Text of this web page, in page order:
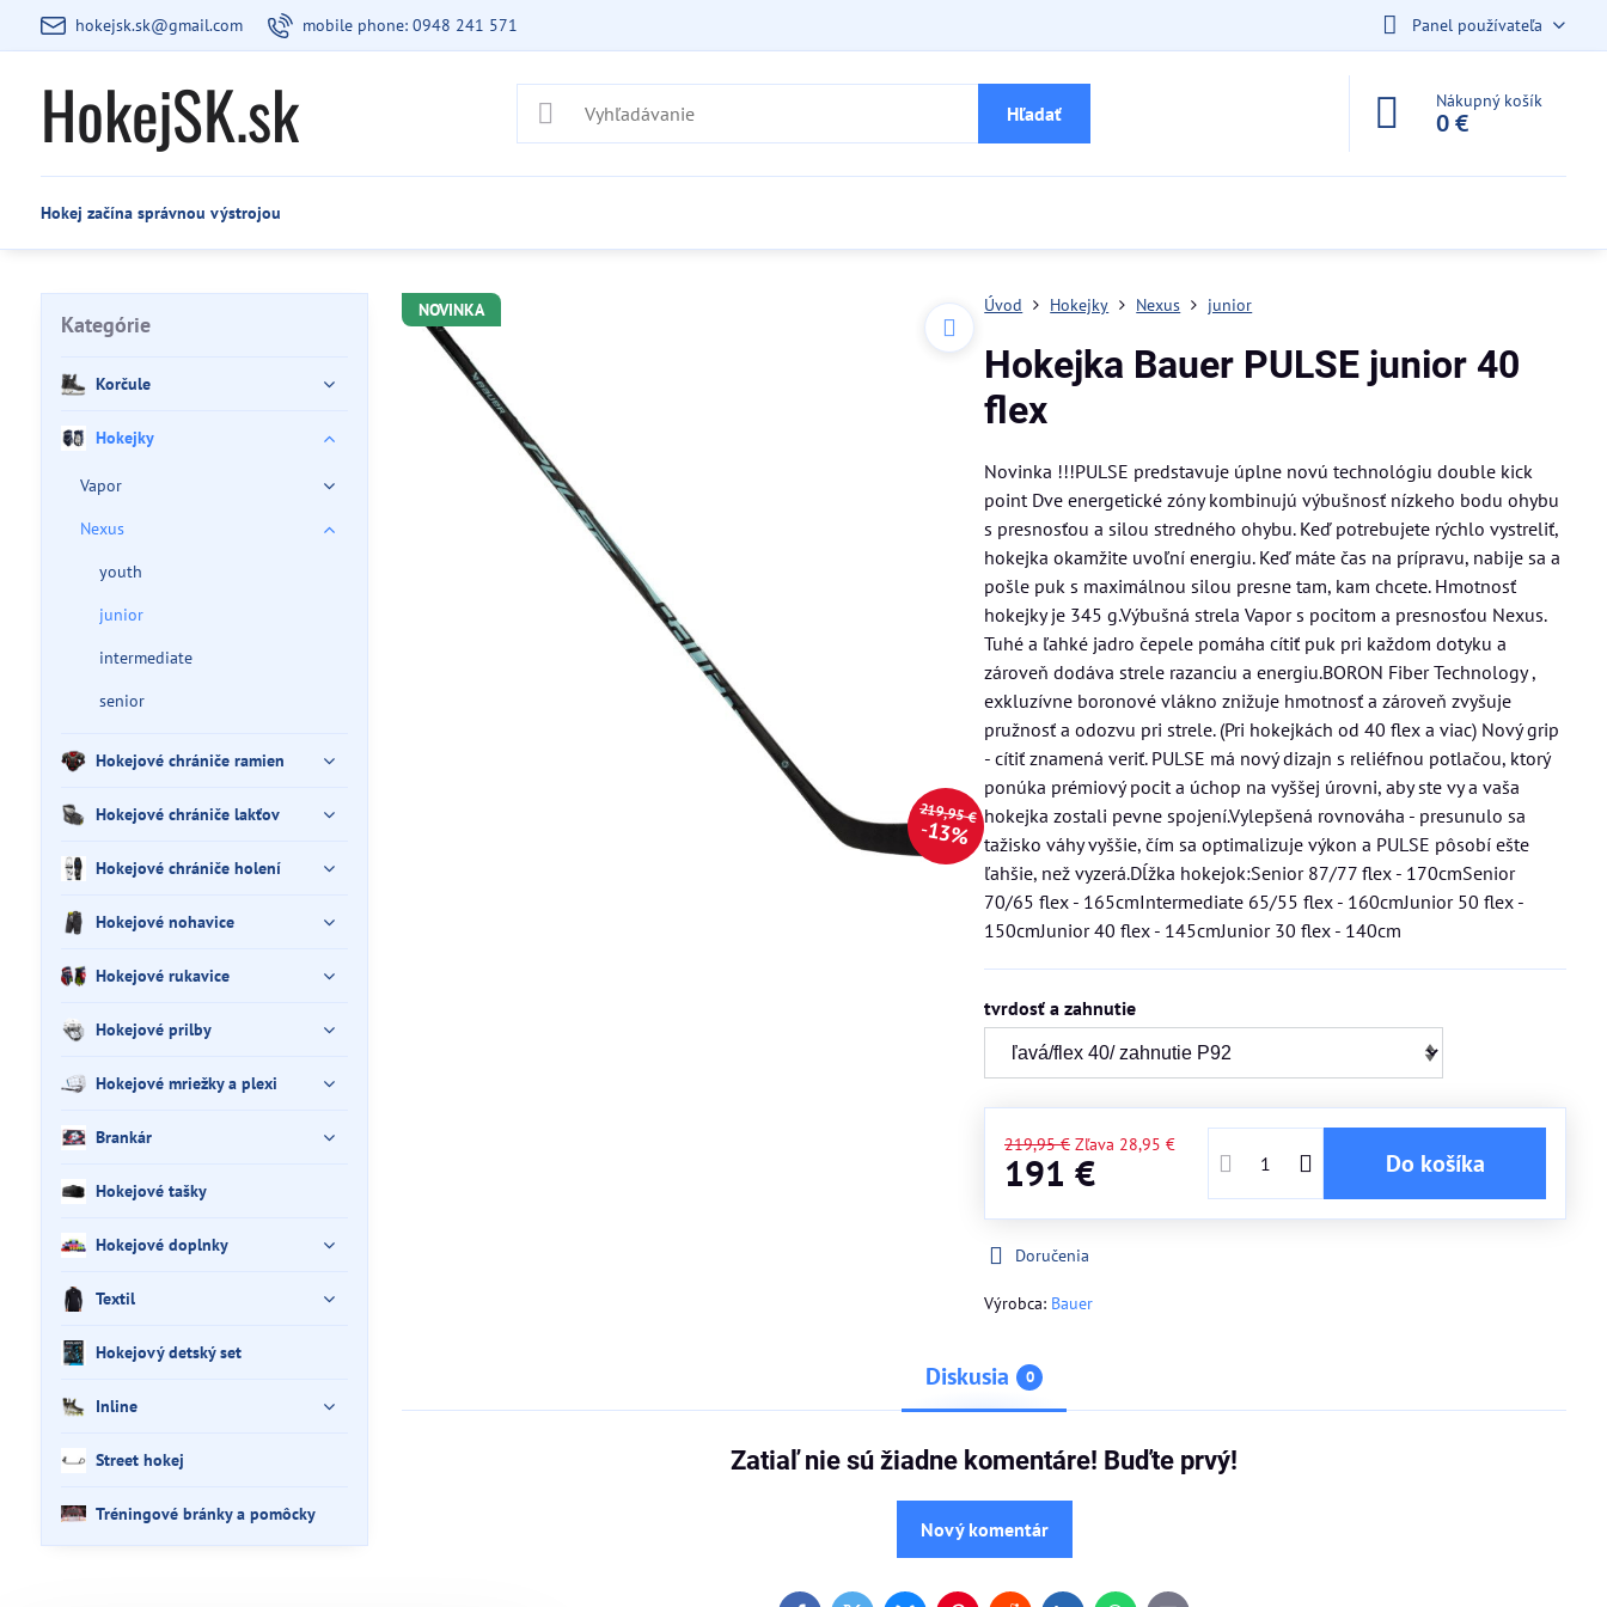
hokejsk.sk@gmail.com mobile phone: 0948 241 571 Panel používateľa
HokejSK.sk Hľadať
Nákupný košík
0 €
Hokej začína správnou výstrojou
NOVINKA
219,95 €
13%
Úvod Hokejky Nexus junior
Hokejka Bauer PULSE junior 40
flex
Novinka !!!PULSE predstavuje úplne novú technológiu double kick
point Dve energetické zóny kombinujú výbušnosť nízkeho bodu ohybu
s presnosťou a silou stredného ohybu. Keď potrebujete rýchlo vystreliť,
hokejka okamžite uvoľní energiu. Keď máte čas na prípravu, nabije sa a
pošle puk s maximálnou silou presne tam, kam chcete. Hmotnosť
hokejky je 345 g.Výbušná strela Vapor s pocitom a presnosťou Nexus.
Tuhé a ľahké jadro čepele pomáha cítiť puk pri každom dotyku a
zároveň dodáva strele razanciu a energiu.BORON Fiber Technology ,
exkluzívne boronové vlákno znižuje hmotnosť a zároveň zvyšuje
pružnosť a odozvu pri strele. (Pri hokejkách od 40 flex a viac) Nový grip
- cítiť znamená veriť. PULSE má nový dizajn s reliéfnou potlačou, ktorý
ponúka prémiový pocit a úchop na vyššej úrovni, aby ste vy a vaša
hokejka zostali pevne spojení.Vylepšená rovnováha - presunulo sa
tažisko váhy vyššie, čím sa optimalizuje výkon a PULSE pôsobí ešte
ľahšie, než vyzerá.Dĺžka hokejok:Senior 87/77 flex - 170cmSenior
70/65 flex - 165cmIntermediate 65/55 flex - 160cmJunior 50 flex -
150cmJunior 40 flex - 145cmJunior 30 flex - 140cm
tvrdosť a zahnutie
219,95 € Zľava 28,95 €
191 € Do košíka
Doručenia
Výrobca: Bauer
Diskusia 0
Zatiaľ nie sú žiadne komentáre! Buďte prvý!
Nový komentár
Kategórie
Korčule
Hokejky
Vapor
Nexus
youth
junior
intermediate
senior
Hokejové chrániče ramien
Hokejové chrániče lakťov
Hokejové chrániče holení
Hokejové nohavice
Hokejové rukavice
Hokejové prilby
Hokejové mriežky a plexi
Brankár
Hokejové tašky
Hokejové doplnky
Textil
Hokejový detský set
Inline
Street hokej
Tréningové bránky a pomôcky